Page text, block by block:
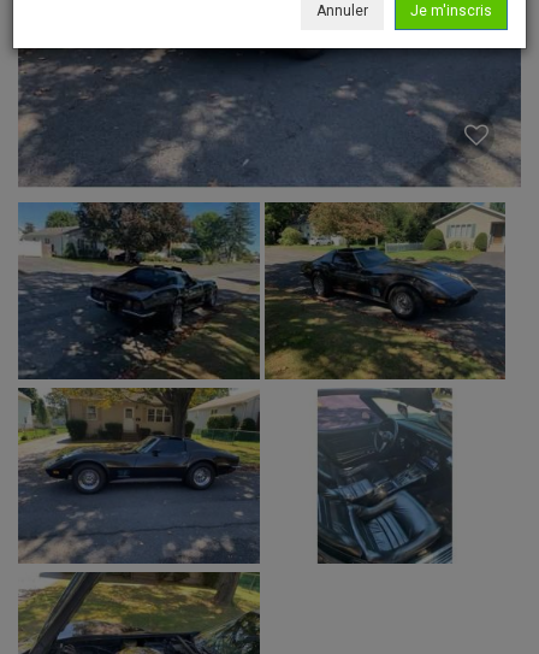
Annuler Je m'inscris